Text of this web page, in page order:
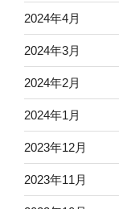
2024年4月
2024年3月
2024年2月
2024年1月
2023年12月
2023年11月